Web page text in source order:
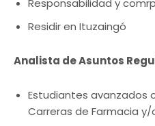
Responsabilidad y
Residir en Ituzaingó
Analista de Asuntos
Estudiantes avanzados
Carreras de Farmacia